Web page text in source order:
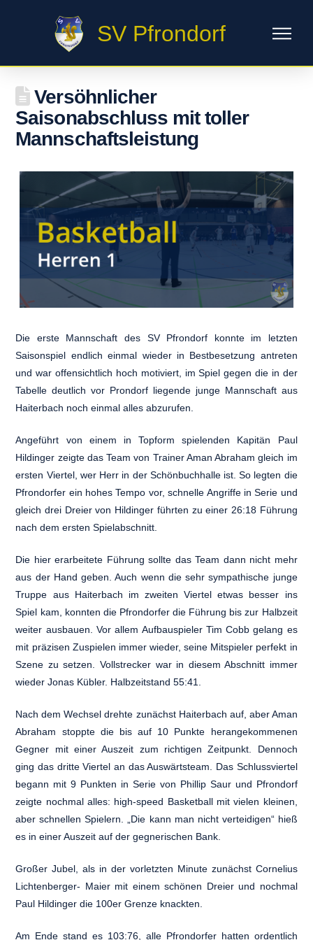
SV Pfrondorf
Versöhnlicher
Saisonabschluss mit toller
Mannschaftsleistung
Die erste Mannschaft des SV Pfrondorf konnte im letzten
Saisonspiel endlich einmal wieder in Bestbesetzung antreten
und war offensichtlich hoch motiviert, im Spiel gegen die in der
Tabelle deutlich vor Prondorf liegende junge Mannschaft aus
Haiterbach noch einmal alles abzurufen.
Angeführt von einem in Topform spielenden Kapitän Paul
Hildinger zeigte das Team von Trainer Aman Abraham gleich im
ersten Viertel, wer Herr in der Schönbuchhalle ist. So legten die
Pfrondorfer ein hohes Tempo vor, schnelle Angriffe in Serie und
gleich drei Dreier von Hildinger führten zu einer 26:18 Führung
nach dem ersten Spielabschnitt.
Die hier erarbeitete Führung sollte das Team dann nicht mehr
aus der Hand geben. Auch wenn die sehr sympathische junge
Truppe aus Haiterbach im zweiten Viertel etwas besser ins
Spiel kam, konnten die Pfrondorfer die Führung bis zur Halbzeit
weiter ausbauen. Vor allem Aufbauspieler Tim Cobb gelang es
mit präzisen Zuspielen immer wieder, seine Mitspieler perfekt in
Szene zu setzen. Vollstrecker war in diesem Abschnitt immer
wieder Jonas Kübler. Halbzeitstand 55:41.
Nach dem Wechsel drehte zunächst Haiterbach auf, aber Aman
Abraham stoppte die bis auf 10 Punkte herangekommenen
Gegner mit einer Auszeit zum richtigen Zeitpunkt. Dennoch
ging das dritte Viertel an das Auswärtsteam. Das Schlussviertel
begann mit 9 Punkten in Serie von Phillip Saur und Pfrondorf
zeigte nochmal alles: high-speed Basketball mit vielen kleinen,
aber schnellen Spielern. „Die kann man nicht verteidigen“ hieß
es in einer Auszeit auf der gegnerischen Bank.
Großer Jubel, als in der vorletzten Minute zunächst Cornelius
Lichtenberger- Maier mit einem schönen Dreier und nochmal
Paul Hildinger die 100er Grenze knackten.
Am Ende stand es 103:76, alle Pfrondorfer hatten ordentlich